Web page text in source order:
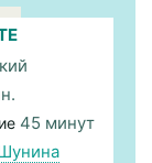
45 минут